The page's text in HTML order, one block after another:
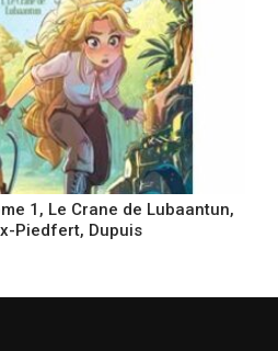
1, Le Crane de Lubaantun,
Piedfert, Dupuis